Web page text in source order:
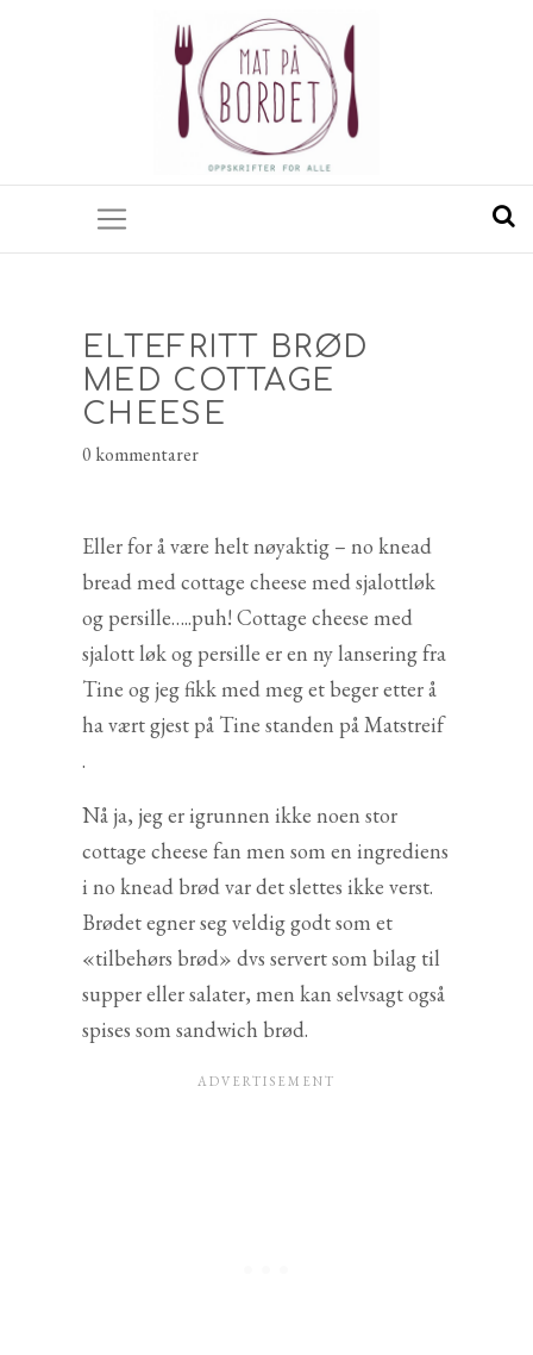
ELTEFRITT BRØD
MED COTTAGE
CHEESE
0 kommentarer
Eller for å være helt nøyaktig – no knead
bread med cottage cheese med sjalottløk
og persille…..puh! Cottage cheese med
sjalott løk og persille er en ny lansering fra
Tine og jeg fikk med meg et beger etter å
ha vært gjest på Tine standen på Matstreif
.
Nå ja, jeg er igrunnen ikke noen stor
cottage cheese fan men som en ingrediens
i no knead brød var det slettes ikke verst.
Brødet egner seg veldig godt som et
«tilbehørs brød» dvs servert som bilag til
supper eller salater, men kan selvsagt også
spises som sandwich brød.